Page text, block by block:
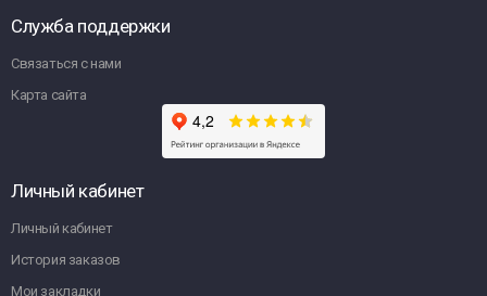
Служба поддержки
Связаться с нами
Карта сайта
Личный кабинет
Личный кабинет
История заказов
Мои закладки